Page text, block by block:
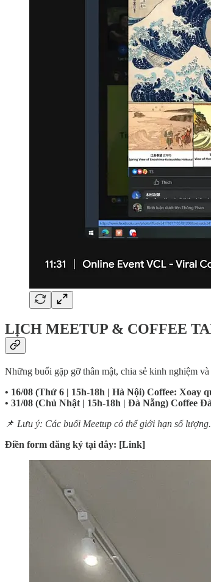
LỊCH MEETUP & COFFEE
Những buổi gặp gỡ thân mật, chia sẻ kinh nghiệm
• 16/08 (Thứ 6 | 15h-18h | Hà Nội) Coffee: Xoay
• 31/08 (Chủ Nhật | 15h-18h | Đà Nẵng) Coffee
📌 Lưu ý: Các buổi Meetup có thể giới hạn số lượng.
Điền form đăng ký tại đây: [Link]